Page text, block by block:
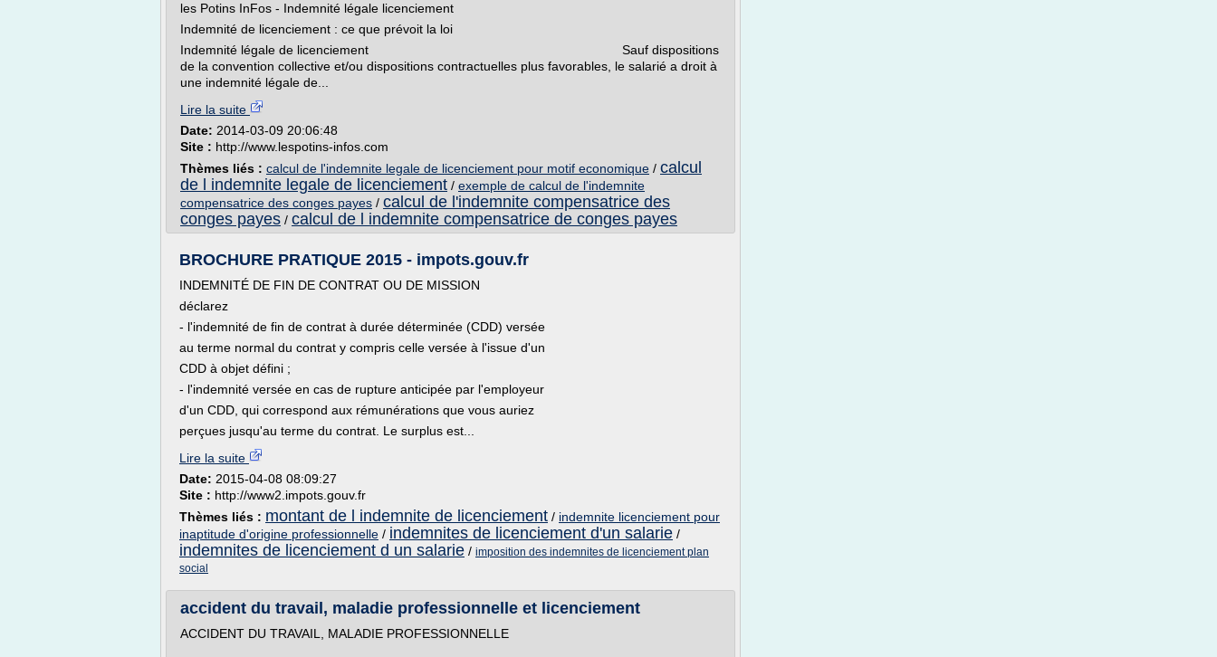
les Potins InFos - Indemnité légale licenciement
Indemnité de licenciement : ce que prévoit la loi
Indemnité légale de licenciement Sauf dispositions
de la convention collective et/ou dispositions contractuelles plus favorables, le salarié a droit à
une indemnité légale de...
Lire la suite
Date: 2014-03-09 20:06:48
Site : http://www.lespotins-infos.com
Thèmes liés : calcul de l'indemnite legale de licenciement pour motif economique / calcul
de l indemnite legale de licenciement / exemple de calcul de l'indemnite
compensatrice des conges payes / calcul de l'indemnite compensatrice des
conges payes / calcul de l indemnite compensatrice de conges payes
BROCHURE PRATIQUE 2015 - impots.gouv.fr
INDEMNITÉ DE FIN DE CONTRAT OU DE MISSION
déclarez
- l'indemnité de fin de contrat à durée déterminée (CDD) versée
au terme normal du contrat y compris celle versée à l'issue d'un
CDD à objet défini ;
- l'indemnité versée en cas de rupture anticipée par l'employeur
d'un CDD, qui correspond aux rémunérations que vous auriez
perçues jusqu'au terme du contrat. Le surplus est...
Lire la suite
Date: 2015-04-08 08:09:27
Site : http://www2.impots.gouv.fr
Thèmes liés : montant de l indemnite de licenciement / indemnite licenciement pour
inaptitude d'origine professionnelle / indemnites de licenciement d'un salarie /
indemnites de licenciement d un salarie / imposition des indemnites de licenciement plan
social
accident du travail, maladie professionnelle et licenciement
ACCIDENT DU TRAVAIL, MALADIE PROFESSIONNELLE